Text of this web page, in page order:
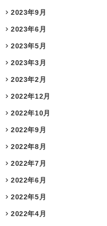
2023年9月
2023年6月
2023年5月
2023年3月
2023年2月
2022年12月
2022年10月
2022年9月
2022年8月
2022年7月
2022年6月
2022年5月
2022年4月